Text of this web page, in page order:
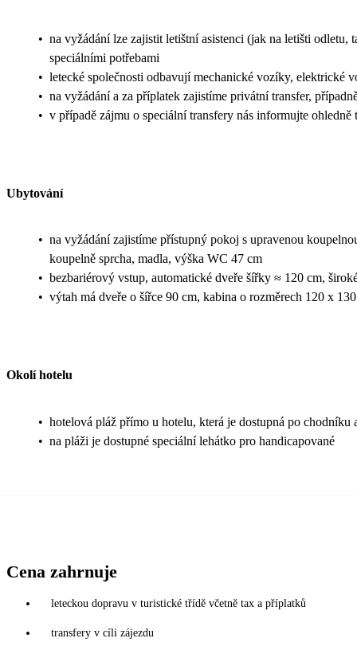
• na vyžádání lze zajistit letištní asistenci (jak na letišti odletu,
speciálními potřebami
• letecké společnosti odbavují mechanické vozíky, elektrické
• na vyžádání a za příplatek zajistíme privátní transfer,
• v případě zájmu o speciální transfery nás informujte
Ubytování
• na vyžádání zajistíme přístupný pokoj s upravenou
koupelně sprcha, madla, výška WC 47 cm
• bezbariérový vstup, automatické dveře šířky ≈ 120 cm,
• výtah má dveře o šířce 90 cm, kabina o rozměrech 120 x
Okolí hotelu
• hotelová pláž přímo u hotelu, která je dostupná po chodníku
• na pláži je dostupné speciální lehátko pro handicapované
Cena zahrnuje
leteckou dopravu v turistické třídě včetně tax a příplatků
transfery v cíli zájezdu